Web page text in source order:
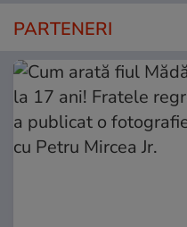
PARTENERI